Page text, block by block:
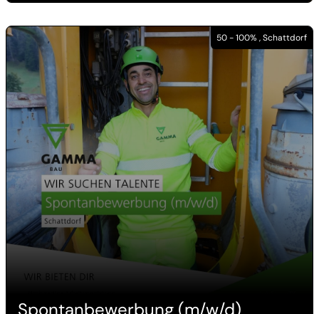
50 - 100% , Schattdorf
Spontanbewerbung (m/w/d)